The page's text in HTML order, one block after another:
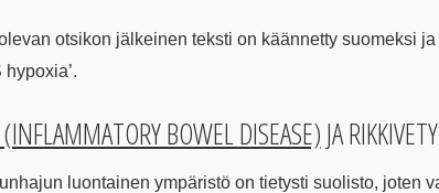
otsikon jälkeinen teksti on käännetty suomeksi ja
hypoxia’.
BOWEL DISEASE)JA RIKKIVETY
luontainen ympäristö on tietysti suolisto, joten